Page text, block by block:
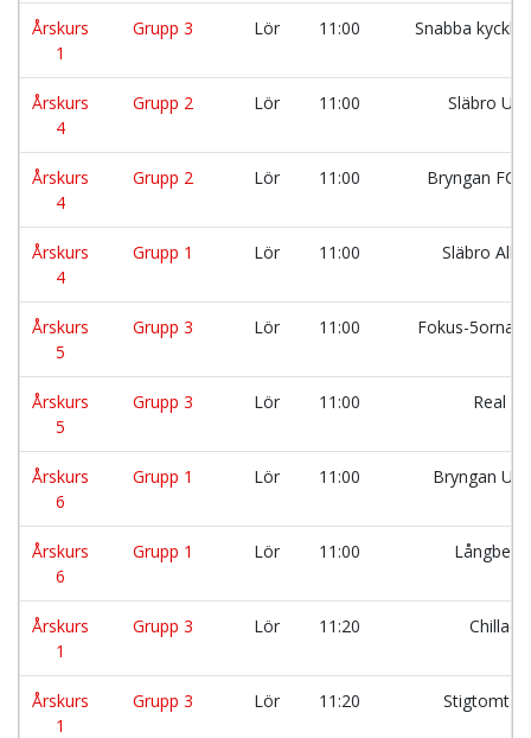
Årskurs
1
Grupp 3 Lör 11:00 Snabba
Årskurs
4
Grupp 2 Lör 11:00 Släbro
Årskurs
4
Grupp 2 Lör 11:00 Bryngan FC
Årskurs
4
Grupp 1 Lör 11:00 Släbro
Årskurs
5
Grupp 3 Lör 11:00 Fokus-5orna
Årskurs
5
Grupp 3 Lör 11:00 Real
Årskurs
6
Grupp 1 Lör 11:00 Bryngan
Årskurs
6
Grupp 1 Lör 11:00
Årskurs
1
Grupp 3 Lör 11:20
Årskurs
1
Grupp 3 Lör 11:20 Stigtomta